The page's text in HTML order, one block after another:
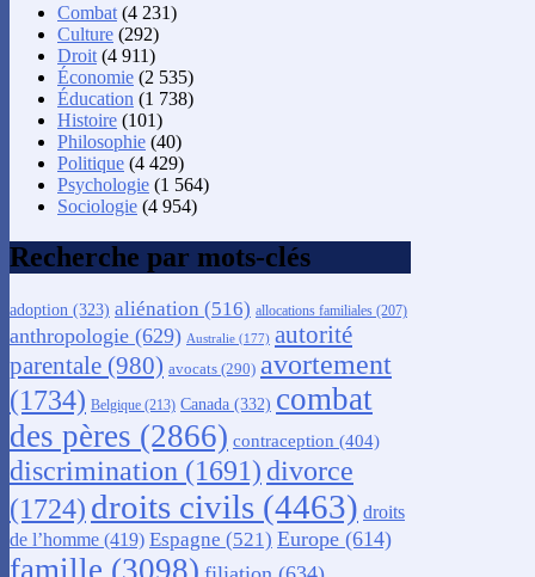
Combat (4 231)
Culture (292)
Droit (4 911)
Économie (2 535)
Éducation (1 738)
Histoire (101)
Philosophie (40)
Politique (4 429)
Psychologie (1 564)
Sociologie (4 954)
Recherche par mots-clés
adoption (323) aliénation (516) allocations familiales (207)
anthropologie (629) Australie (177) autorité
parentale (980) avocats (290) avortement
(1734) Belgique (213) Canada (332) combat
des pères (2866) contraception (404)
discrimination (1691) divorce
(1724) droits civils (4463) droits
de l’homme (419) Espagne (521) Europe (614)
famille (3098)